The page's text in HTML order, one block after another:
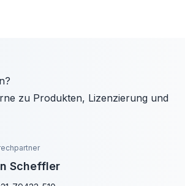
zu Produkten, Lizenzierung und
Scheffler